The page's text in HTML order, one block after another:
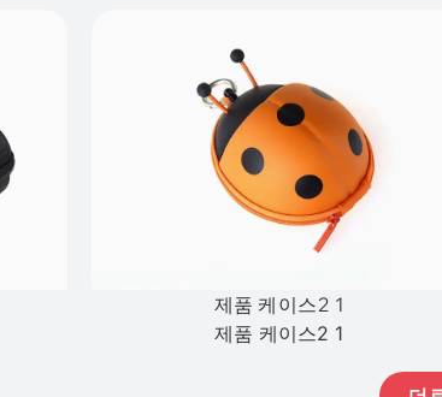
제품 케이스2 1
제품 케이스2 1